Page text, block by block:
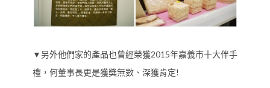
▼另外他們家的產品也曾經榮獲2015年嘉義市十大伴手
禮，何董事長更是獲獎無數、深獲肯定!